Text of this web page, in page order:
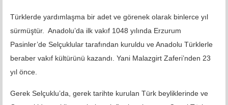
Türklerde yardımlaşma bir adet ve görenek olarak binlerce yıl
sürmüştür. Anadolu’da ilk vakıf 1048 yılında Erzurum
Pasinler’de Selçuklular tarafından kuruldu ve Anadolu Türklerle
beraber vakıf kültürünü kazandı. Yani Malazgirt Zaferi’nden 23
yıl önce.
Gerek Selçuklu’da, gerek tarihte kurulan Türk beyliklerinde ve